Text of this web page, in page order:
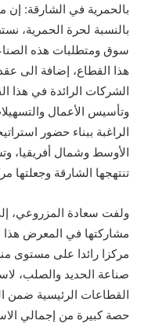
بالنسبة لحرة الحمرية،
سوق ومتطلبات هذه
هذا القطاع، إضافة الى
الشركات الرائدة في هذا
وتأسيس الأعمال
الراغبة ببناء حضور
الأوسط وشمال أفريقيا،
تنتهجها الشارقة وجعلتها
ولفت سعادة المزروعي،
مشاركتها في المعرض هذا
مركزا رائدا على مستوى
صناعة الحديد والصلب،
القطاعات الرئيسية ضمن
حصة كبيرة من إجمالي